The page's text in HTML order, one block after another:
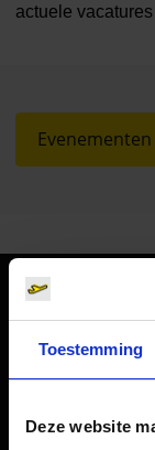
Toestemming
Deze website
actuele
Evenementen
Oriëntatie
Passagiers
Vertrek &